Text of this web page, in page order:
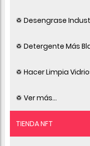
♽ Desengrase
♽ Detergente Más
♽ Hacer Limpia
♽ Ver más...
TIENDA NFT